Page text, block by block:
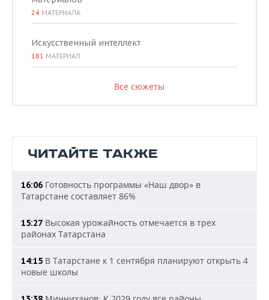
24 МАТЕРИАЛА
Искусственный интеллект
181 МАТЕРИАЛ
Все сюжеты
ЧИТАЙТЕ ТАКЖЕ
16:06 Готовность программы «Наш двор» в
Татарстане составляет 86%
15:27 Высокая урожайность отмечается в трех
районах Татарстана
14:15 В Татарстане к 1 сентября планируют открыть 4
новые школы